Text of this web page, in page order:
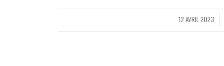
12 AVRIL 2023
/